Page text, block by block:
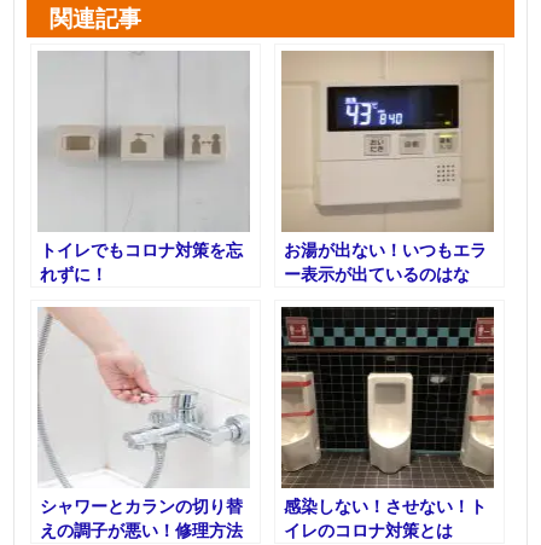
関連記事
トイレでもコロナ対策を忘
れずに！
お湯が出ない！いつもエラ
ー表示が出ているのはな
れとは
シャワーとカランの切り替
えの調子が悪い！修理方法
感染しない！させない！ト
イレのコロナ対策とは